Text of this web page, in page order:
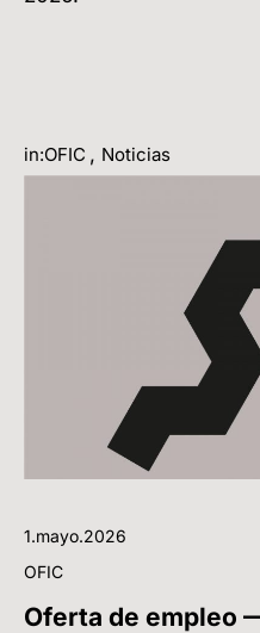
in:OFIC , Noticias
1.mayo.2026
OFIC
Oferta de empleo